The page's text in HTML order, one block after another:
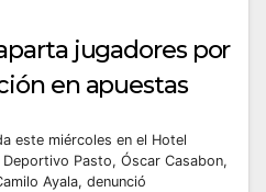
jugadores por
en apuestas
este miércoles en el Hotel
Pasto, Óscar Casabon,
Ayala, denunció